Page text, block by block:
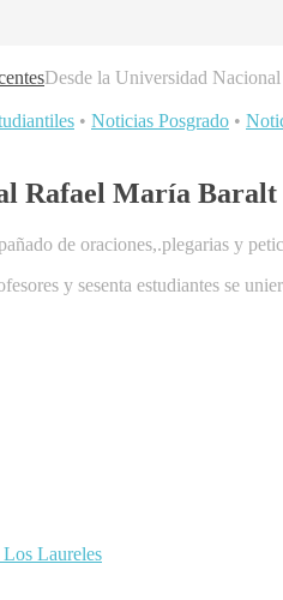
Desde la Universidad
• Noticias Posgrado •
Rafael María Baralt
de oraciones,.plegarias y
y sesenta estudiantes se
Los Laureles